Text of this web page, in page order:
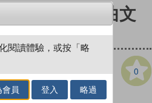
——從中國戲曲文
0
閱讀體驗，或按「略
會員 登入 略過